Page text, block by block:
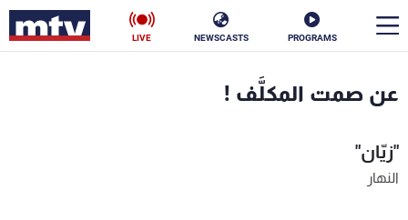
PROGRAMS
NEWSCASTS
LIVE
عن صمت المكلَّف !
"زيّان"
النهار
الأخبار
سياسة